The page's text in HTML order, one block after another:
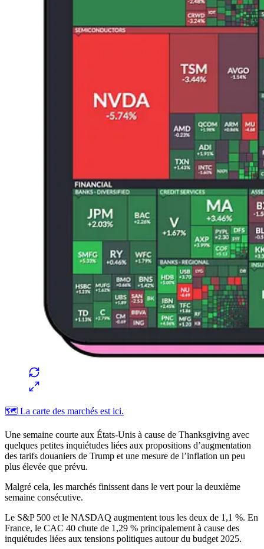
🗺️ La carte des marchés est ici.
Une semaine courte aux États-Unis à cause de Thanksgiving avec
quelques petites inquiétudes liées aux propositions d’augmentation
des tarifs douaniers de Trump et une mesure de l’inflation un peu
plus élevée que prévu.
Malgré cela, les marchés finissent dans le vert pour la deuxième
semaine consécutive.
Le S&P 500 et le NASDAQ augmentent tous les deux de 1,1 %. En
France, le CAC 40 chute de 1,29 % principalement à cause des
inquiétudes liées aux tensions politiques autour du budget 2025.